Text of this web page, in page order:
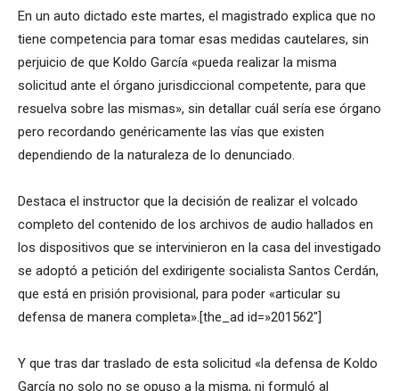
En un auto dictado este martes, el magistrado explica que no
tiene competencia para tomar esas medidas cautelares, sin
perjuicio de que Koldo García «pueda realizar la misma
solicitud ante el órgano jurisdiccional competente, para que
resuelva sobre las mismas», sin detallar cuál sería ese órgano
pero recordando genéricamente las vías que existen
dependiendo de la naturaleza de lo denunciado.
Destaca el instructor que la decisión de realizar el volcado
completo del contenido de los archivos de audio hallados en
los dispositivos que se intervinieron en la casa del investigado
se adoptó a petición del exdirigente socialista Santos Cerdán,
que está en prisión provisional, para poder «articular su
defensa de manera completa».[the_ad id=»201562″]
Y que tras dar traslado de esta solicitud «la defensa de Koldo
García no solo no se opuso a la misma, ni formuló al